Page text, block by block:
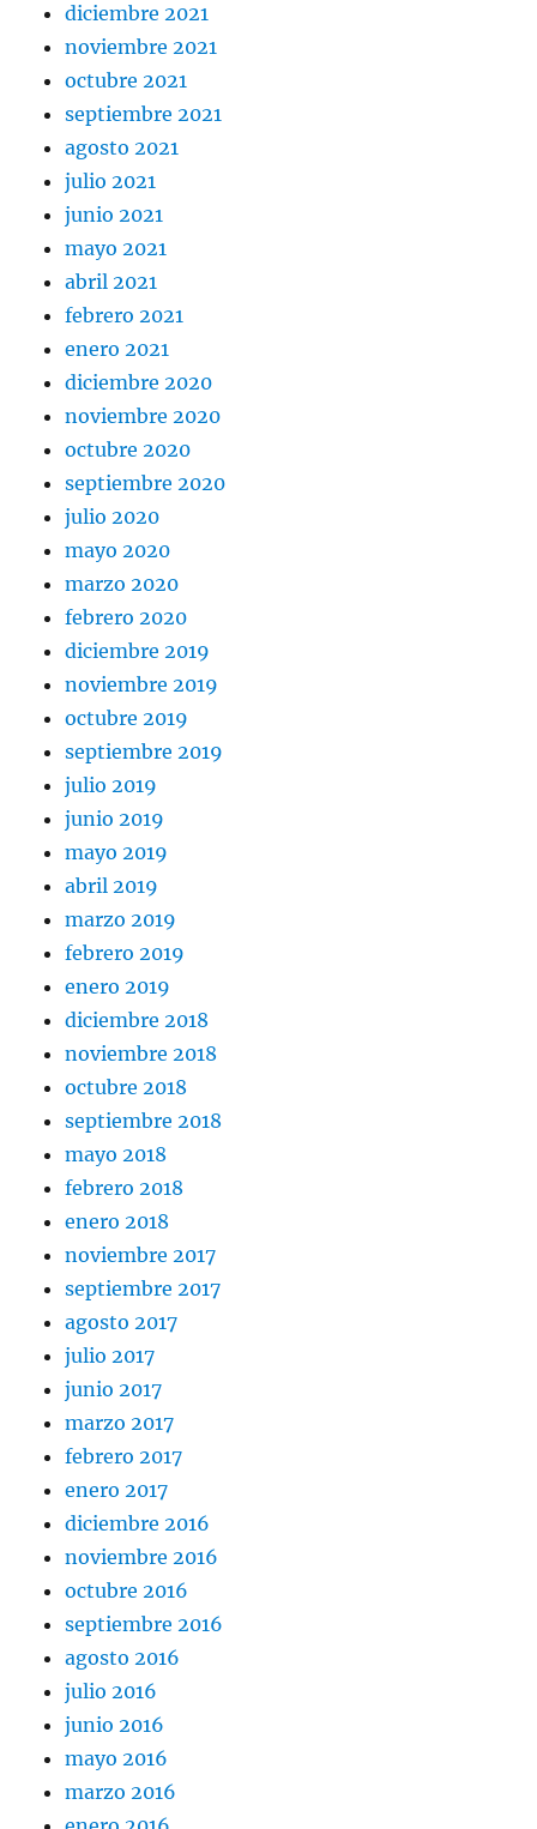
diciembre 2021
noviembre 2021
octubre 2021
septiembre 2021
agosto 2021
julio 2021
junio 2021
mayo 2021
abril 2021
febrero 2021
enero 2021
diciembre 2020
noviembre 2020
octubre 2020
septiembre 2020
julio 2020
mayo 2020
marzo 2020
febrero 2020
diciembre 2019
noviembre 2019
octubre 2019
septiembre 2019
julio 2019
junio 2019
mayo 2019
abril 2019
marzo 2019
febrero 2019
enero 2019
diciembre 2018
noviembre 2018
octubre 2018
septiembre 2018
mayo 2018
febrero 2018
enero 2018
noviembre 2017
septiembre 2017
agosto 2017
julio 2017
junio 2017
marzo 2017
febrero 2017
enero 2017
diciembre 2016
noviembre 2016
octubre 2016
septiembre 2016
agosto 2016
julio 2016
junio 2016
mayo 2016
marzo 2016